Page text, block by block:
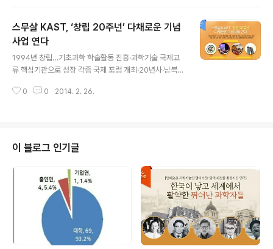
개최했다. 이날 박성현 원장은 인사말을 통해 “우리 한림원
은 지난해 회원 상호간의 학술교류를 촉진함과 동시에 정
부의 각종 정책 사업에 대한 자문을 수행했으며 중요한 과
학기술적 현안에 관한 심도 있는 연구와 토론을 통해 우리
과학기술인들의 전문적 식견과 소신을 사회 각계의 오피니
언 리더들에게 전달했다”고 말했다. 이어 “창립 20주년을
스무살 KAST, ‘창립 20주년’ 다채로운 기념
사업 연다
1994년 창립…기초과학 학술활동 진흥·과학기술 국제교
류 핵심기관으로 성장 각종 국제 포럼 개최·20년사·남북통
원이 창립 20주년을 맞이하여 다양한 기념사업을 추진한
에 대비한 과학기술분야의 대응방안’ 출판물 발간, ‘과학기
술 주요 학문분야별 미래발전방안’ 정책연구 등을 역점 추
진할 계획이다. 세계과학한림원서울포럼·한림국제심포지
엄…노벨상 수상자 등 세계적 석학 집결 먼저 ‘2014 세계
과학한림원서울포럼’이 ‘창조경제를 위한 과학기술 (Scie
nce for Creative Economy..
0 0 2014. 2. 26.
이 블로그 인기글